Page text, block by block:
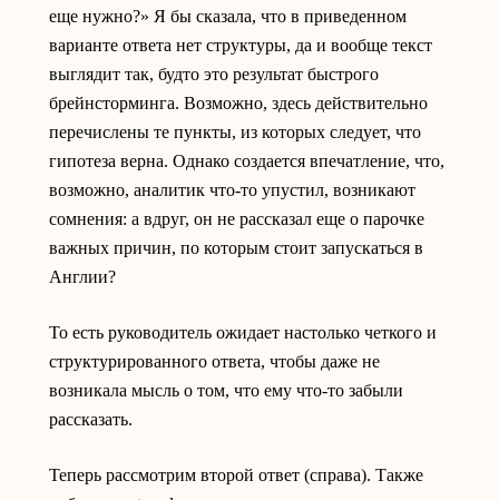
еще нужно?» Я бы сказала, что в приведенном
варианте ответа нет структуры, да и вообще текст
выглядит так, будто это результат быстрого
брейнсторминга. Возможно, здесь действительно
перечислены те пункты, из которых следует, что
гипотеза верна. Однако создается впечатление, что,
возможно, аналитик что-то упустил, возникают
сомнения: а вдруг, он не рассказал еще о парочке
важных причин, по которым стоит запускаться в
Англии?
То есть руководитель ожидает настолько четкого и
структурированного ответа, чтобы даже не
возникала мысль о том, что ему что-то забыли
рассказать.
Теперь рассмотрим второй ответ (справа). Также